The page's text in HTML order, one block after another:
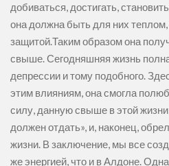
добиваться, достигать,
она должна быть для них
защитой.Таким образом она
свыше. Сегодняшняя жизнь
депрессии и тому подобного.
этим влияниям, она смогла
силу, данную свыше в этой
должен отдать», и, наконец,
жизни. В заключение, мы все
же энергией, что и в Алдоне.